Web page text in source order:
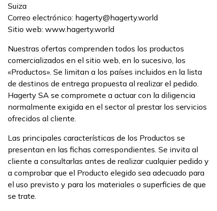
Suiza
Correo electrónico: hagerty@hagerty.world
Sitio web: www.hagerty.world
Nuestras ofertas comprenden todos los productos
comercializados en el sitio web, en lo sucesivo, los
«Productos». Se limitan a los países incluidos en la lista
de destinos de entrega propuesta al realizar el pedido.
Hagerty SA se compromete a actuar con la diligencia
normalmente exigida en el sector al prestar los servicios
ofrecidos al cliente.
Las principales características de los Productos se
presentan en las fichas correspondientes. Se invita al
cliente a consultarlas antes de realizar cualquier pedido y
a comprobar que el Producto elegido sea adecuado para
el uso previsto y para los materiales o superficies de que
se trate.